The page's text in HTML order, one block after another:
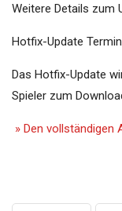
Weitere Details zum
Hotfix-Update
Das Hotfix-Update
Spieler zum
» Den vollständigen